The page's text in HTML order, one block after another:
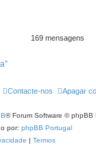
169 mensagens
Apagar
Contacte-nos
® Forum Software © phpBB
por: phpBB Portugal
Termos